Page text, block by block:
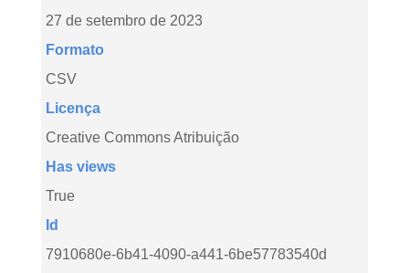
27 de setembro de 2023
Formato
CSV
Licença
Creative Commons Atribuição
Has views
True
Id
7910680e-6b41-4090-a441-6be57783540d